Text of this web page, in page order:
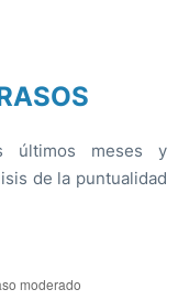
últimos meses y
de la puntualidad